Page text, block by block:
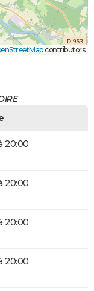
contributors
20:00
20:00
20:00
20:00